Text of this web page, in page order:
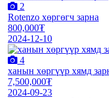
2
Rotenzo хөргөгч зарна
800,000₮
2024-12-10
4
ханын хөргүүр хямд
7,500,000₮
2024-09-23